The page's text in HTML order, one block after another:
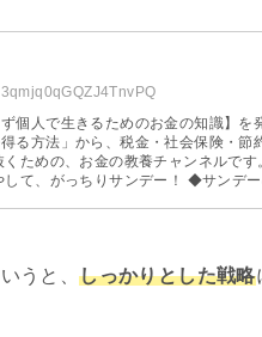
生きるためのお金の知識】を発信してい
る方法」から、税金・社会保険・節
った今でもコンスタントに稼ぎ続けてい
うと、しっかりとした戦略